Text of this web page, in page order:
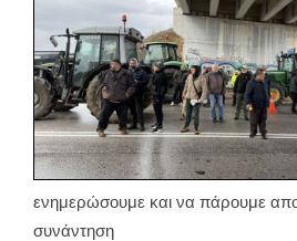
ενημερώσουμε και να πάρουμε
συνάντηση